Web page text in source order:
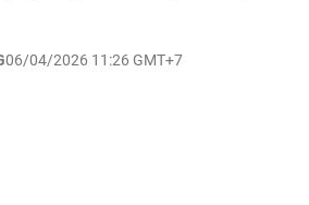
06/04/2026 11:26 GMT+7